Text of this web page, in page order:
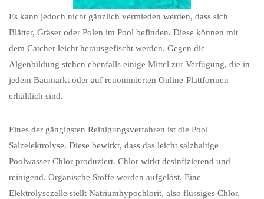
Es kann jedoch nicht gänzlich vermieden werden, dass sich
Blätter, Gräser oder Polen im Pool befinden. Diese können mit
dem Catcher leicht herausgefischt werden. Gegen die
Algenbildung stehen ebenfalls einige Mittel zur Verfügung, die in
jedem Baumarkt oder auf renommierten Online-Plattformen
erhältlich sind.
Eines der gängigsten Reinigungsverfahren ist die Pool
Salzelektrolyse. Diese bewirkt, dass das leicht salzhaltige
Poolwasser Chlor produziert. Chlor wirkt desinfizierend und
reinigend. Organische Stoffe werden aufgelöst. Eine
Elektrolysezelle stellt Natriumhypochlorit, also flüssiges Chlor,